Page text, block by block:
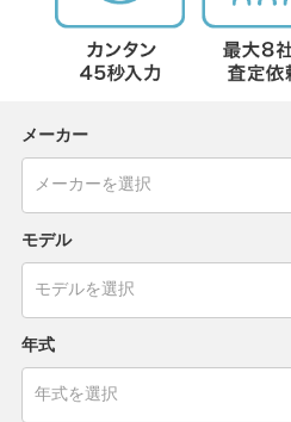
メーカー
モデル
年式